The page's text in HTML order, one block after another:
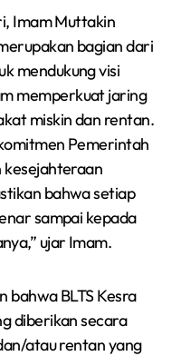
Imam Muttakin
bagian dari
mendukung visi
memperkuat jaring
miskin dan rentan.
Pemerintah
kesejahteraan
bahwa setiap
sampai kepada
ujar Imam.
bahwa BLTS Kesra
diberikan secara
atau rentan yang